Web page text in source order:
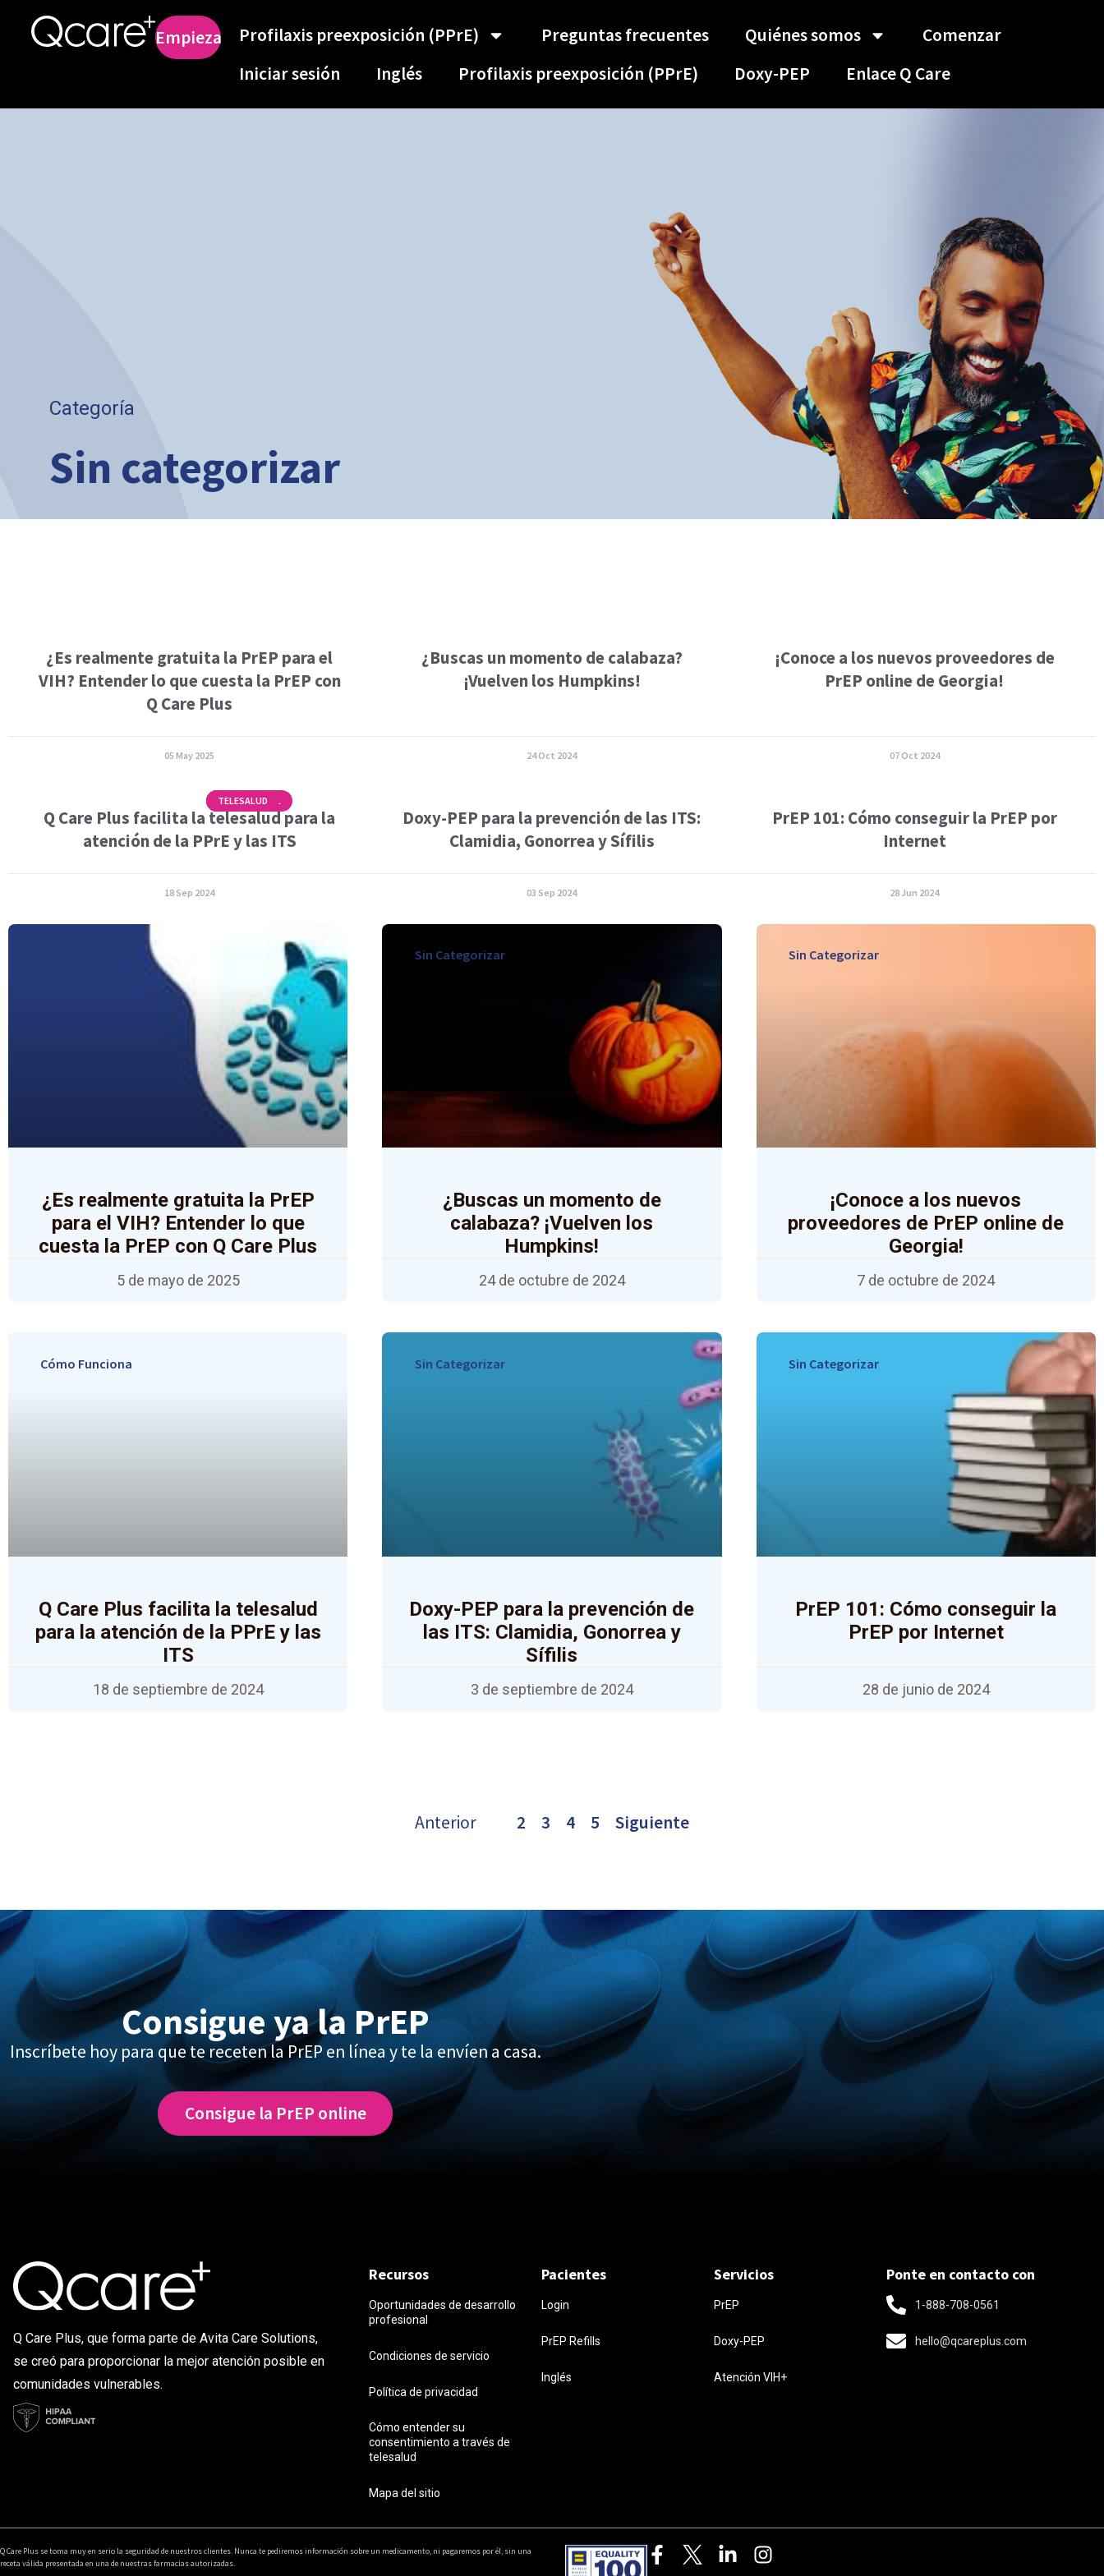
Empieza Profilaxis preexposición (PPrE) Preguntas frecuentes Quiénes somos
Comenzar
Iniciar sesión
Inglés Profilaxis preexposición (PPrE) Doxy-PEP Enlace Q Care
Categoría
Sin categorizar
¿Es realmente gratuita la PrEP para el
VIH? Entender lo que cuesta la PrEP con
Q Care Plus
05 May 2025
¿Buscas un momento de calabaza?
¡Vuelven los Humpkins!
24 Oct 2024
¡Conoce a los nuevos proveedores de
PrEP online de Georgia!
07 Oct 2024
Q Care Plus facilita la telesalud para la
atención de la PPrE y las ITS
SALUD SEXUAL
TELEPREP
TELESALUD
18 Sep 2024
Doxy-PEP para la prevención de las ITS:
Clamidia, Gonorrea y Sífilis
03 Sep 2024
PrEP 101: Cómo conseguir la PrEP por
Internet
28 Jun 2024
¿Es realmente gratuita la PrEP
para el VIH? Entender lo que
cuesta la PrEP con Q Care Plus
5 de mayo de 2025
Sin Categorizar
¿Buscas un momento de
calabaza? ¡Vuelven los
Humpkins!
24 de octubre de 2024
Sin Categorizar
¡Conoce a los nuevos
proveedores de PrEP online de
Georgia!
7 de octubre de 2024
Cómo Funciona
Q Care Plus facilita la telesalud
para la atención de la PPrE y las
ITS
18 de septiembre de 2024
Sin Categorizar
Doxy-PEP para la prevención de
las ITS: Clamidia, Gonorrea y
Sífilis
3 de septiembre de 2024
Sin Categorizar
PrEP 101: Cómo conseguir la
PrEP por Internet
28 de junio de 2024
Anterior 2 3 4 5 Siguiente
Consigue ya la PrEP
Inscríbete hoy para que te receten la PrEP en línea y te la envíen a casa.
Consigue la PrEP online
Q Care Plus, que forma parte de Avita Care Solutions,
se creó para proporcionar la mejor atención posible en
comunidades vulnerables.
Recursos
Oportunidades de desarrollo
profesional
Condiciones de servicio
Política de privacidad
Cómo entender su
consentimiento a través de
telesalud
Mapa del sitio
Pacientes
Login
PrEP Refills
Inglés
Servicios
PrEP
Doxy-PEP
Atención VIH+
Ponte en contacto con
1-888-708-0561
hello@qcareplus.com
Q Care Plus se toma muy en serio la seguridad de nuestros clientes. Nunca te pediremos información sobre un medicamento, ni pagaremos por él, sin una
receta válida presentada en una de nuestras farmacias autorizadas.